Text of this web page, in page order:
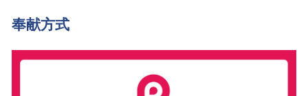
奉献方式